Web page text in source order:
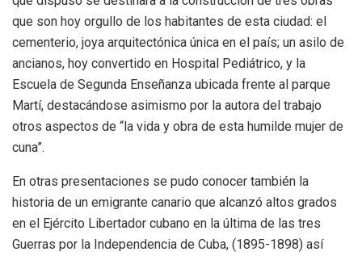
que son hoy orgullo de los habitantes de esta ciudad: el
cementerio, joya arquitectónica única en el país; un asilo de
ancianos, hoy convertido en Hospital Pediátrico, y la
Escuela de Segunda Enseñanza ubicada frente al parque
Martí, destacándose asimismo por la autora del trabajo
otros aspectos de “la vida y obra de esta humilde mujer de
cuna”.
En otras presentaciones se pudo conocer también la
historia de un emigrante canario que alcanzó altos grados
en el Ejército Libertador cubano en la última de las tres
Guerras por la Independencia de Cuba, (1895-1898) así